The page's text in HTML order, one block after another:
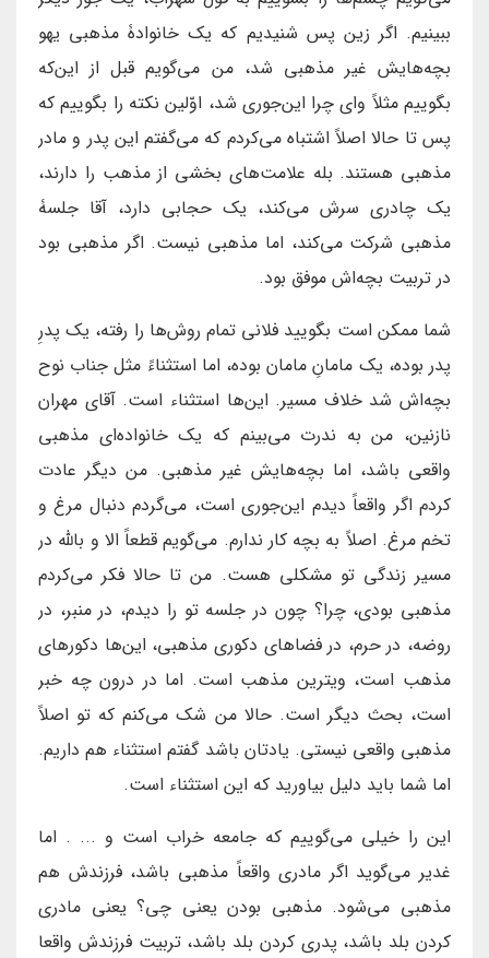
ببینیم. اگر زین پس شنیدیم که یک خانوادۀ مذهبی یهو
بچه‌هایش غیر مذهبی شد، من می‌گویم قبل از این‌که
بگوییم مثلاً وای چرا این‌جوری شد، اوّلین نکته را بگوییم که
پس تا حالا اصلاً اشتباه می‌کردم که می‌گفتم این پدر و مادر
مذهبی هستند. بله علامت‌های بخشی از مذهب را دارند،
یک چادری سرش می‌کند، یک حجابی دارد، آقا جلسۀ
مذهبی شرکت می‌کند، اما مذهبی نیست. اگر مذهبی بود
در تربیت بچه‌اش موفق بود.
شما ممکن است بگویید فلانی تمام روش‌ها را رفته، یک پدرِ
پدر بوده، یک مامانِ مامان بوده، اما استثناءً مثل جناب نوح
بچه‌اش شد خلاف مسیر. این‌ها استثناء است. آقای مهران
نازنین، من به ندرت می‌بینم که یک خانواده‌ای مذهبی
واقعی باشد، اما بچه‌هایش غیر مذهبی. من دیگر عادت
کردم اگر واقعاً دیدم این‌جوری است، می‌گردم دنبال مرغ و
تخم مرغ. اصلاً به بچه کار ندارم. می‌گویم قطعاً الا و بالله در
مسیر زندگی تو مشکلی هست. من تا حالا فکر می‌کردم
مذهبی بودی، چرا؟ چون در جلسه تو را دیدم، در منبر، در
روضه، در حرم، در فضاهای دکوری مذهبی، این‌ها دکورهای
مذهب است، ویترین مذهب است. اما در درون چه خبر
است، بحث دیگر است. حالا من شک می‌کنم که تو اصلاً
مذهبی واقعی نیستی. یادتان باشد گفتم استثناء هم داریم.
اما شما باید دلیل بیاورید که این استثناء است.
این را خیلی می‌گوییم که جامعه خراب است و ... . اما
غدیر می‌گوید اگر مادری واقعاً مذهبی باشد، فرزندش هم
مذهبی می‌شود. مذهبی بودن یعنی چی؟ یعنی مادری
کردن بلد باشد، پدری کردن بلد باشد، تربیت فرزندش واقعا